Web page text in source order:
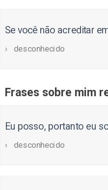
Se você não acreditar
desconhecido
Frases sobre mim
Eu posso, portanto eu
desconhecido